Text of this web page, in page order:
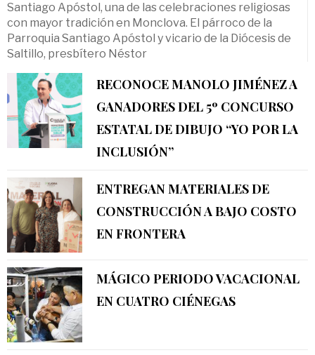
Santiago Apóstol, una de las celebraciones religiosas
con mayor tradición en Monclova. El párroco de la
Parroquia Santiago Apóstol y vicario de la Diócesis de
Saltillo, presbítero Néstor
RECONOCE MANOLO JIMÉNEZ A
GANADORES DEL 5º CONCURSO
ESTATAL DE DIBUJO “YO POR LA
INCLUSIÓN”
ENTREGAN MATERIALES DE
CONSTRUCCIÓN A BAJO COSTO
EN FRONTERA
MÁGICO PERIODO VACACIONAL
EN CUATRO CIÉNEGAS